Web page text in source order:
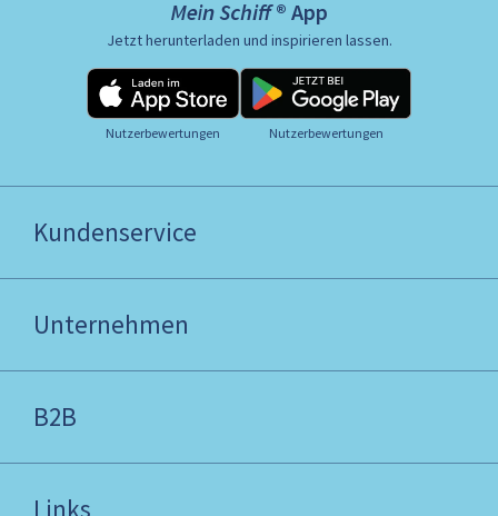
Mein Schiff ® App
Jetzt herunterladen und inspirieren lassen.
Nutzerbewertungen Nutzerbewertungen
Kundenservice
Unternehmen
B2B
Links